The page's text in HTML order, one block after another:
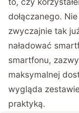
dołączanego.
zwyczajnie tak
naładować
smartfonu,
maksymalnej
wygląda
praktyką.